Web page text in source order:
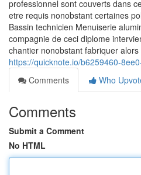
professionnel sont couverts dans
etre requis nonobstant certaines
Bassin technicien Menuiserie
compagnie de ceci diplome
chantier nonobstant fabriquer alors
https://quicknote.io/b6259460-
Comments
Who
Comments
Submit a Comment
No HTML